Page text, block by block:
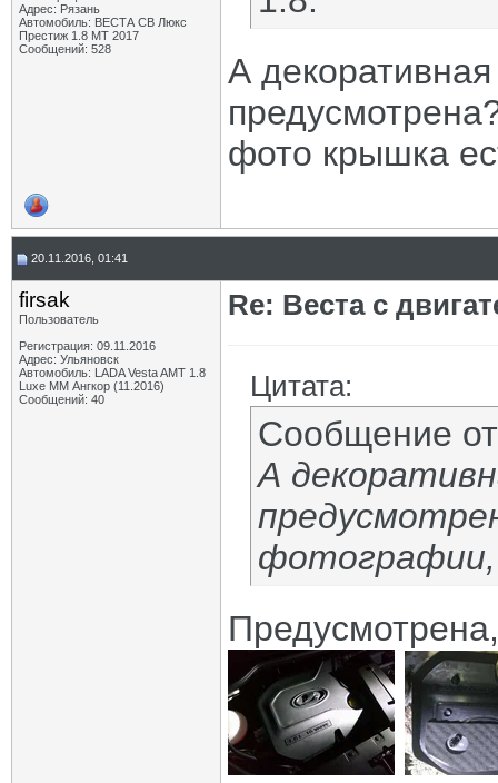
Адрес: Рязань
Автомобиль: ВЕСТА СВ Люкс
Престиж 1.8 МТ 2017
Сообщений: 528
А
фото крышка
20.11.2016, 01:41
firsak
Пользователь
Регистрация: 09.11.2016
Адрес: Ульяновск
Автомобиль: LADA Vesta AMT 1.8
Luxe MM Ангкор (11.2016)
Сообщений: 40
Re: Веста с
Цитата:
Сообщение
А